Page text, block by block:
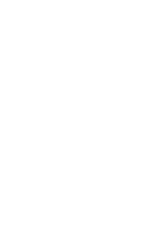
XXIII.